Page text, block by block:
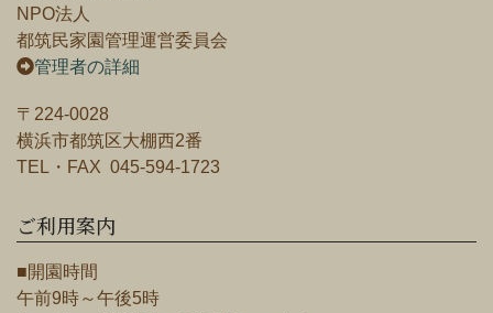
NPO法人
都筑民家園管理運営委員会
管理者の詳細
〒224-0028
横浜市都筑区大棚西2番
TEL・FAX 045-594-1723
ご利用案内
■開園時間
午前9時～午後5時